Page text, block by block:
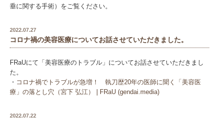
垂に関する手術）をご覧ください。
2022.07.27
コロナ禍の美容医療についてお話させていただきました。
FRaUにて「美容医療のトラブル」についてお話させていただきまし
た。
・ コロナ禍でトラブルが急増！ 執刀歴20年の医師に聞く「美容医
療」の落とし穴（宮下 弘江） | FRaU (gendai.media)
2022.07.22